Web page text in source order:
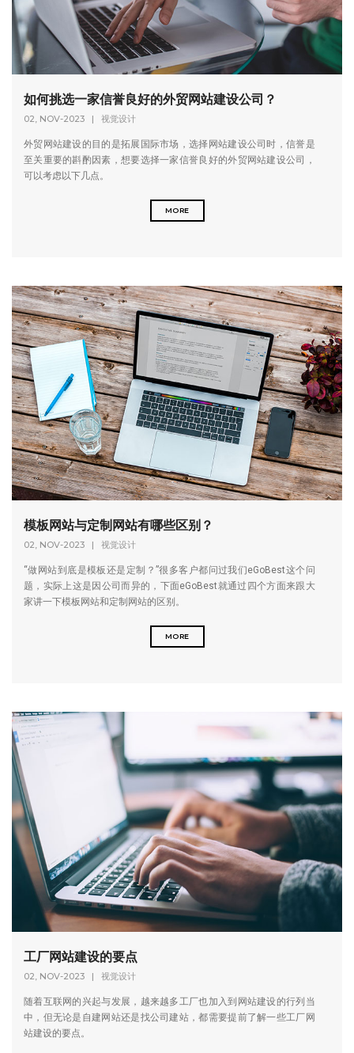
如何挑选一家信誉良好的外贸网站建设公司？
02, NOV-2023 | 视觉设计
外贸网站建设的目的是拓展国际市场，选择网站建设公司时，信誉是
至关重要的斟酌因素，想要选择一家信誉良好的外贸网站建设公司，
可以考虑以下几点。
MORE
模板网站与定制网站有哪些区别？
02, NOV-2023 | 视觉设计
“做网站到底是模板还是定制？”很多客户都问过我们eGoBest这个问
题，实际上这是因公司而异的，下面eGoBest就通过四个方面来跟大
家讲一下模板网站和定制网站的区别。
MORE
工厂网站建设的要点
02, NOV-2023 | 视觉设计
随着互联网的兴起与发展，越来越多工厂也加入到网站建设的行列当
中，但无论是自建网站还是找公司建站，都需要提前了解一些工厂网
站建设的要点。